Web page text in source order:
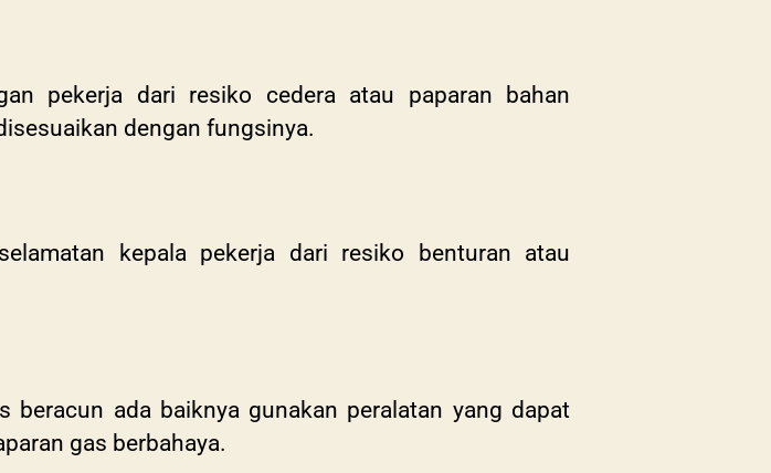
pekerja dari resiko cedera atau paparan bahan
dengan fungsinya.
kepala pekerja dari resiko benturan atau
ada baiknya gunakan peralatan yang dapat
gas berbahaya.